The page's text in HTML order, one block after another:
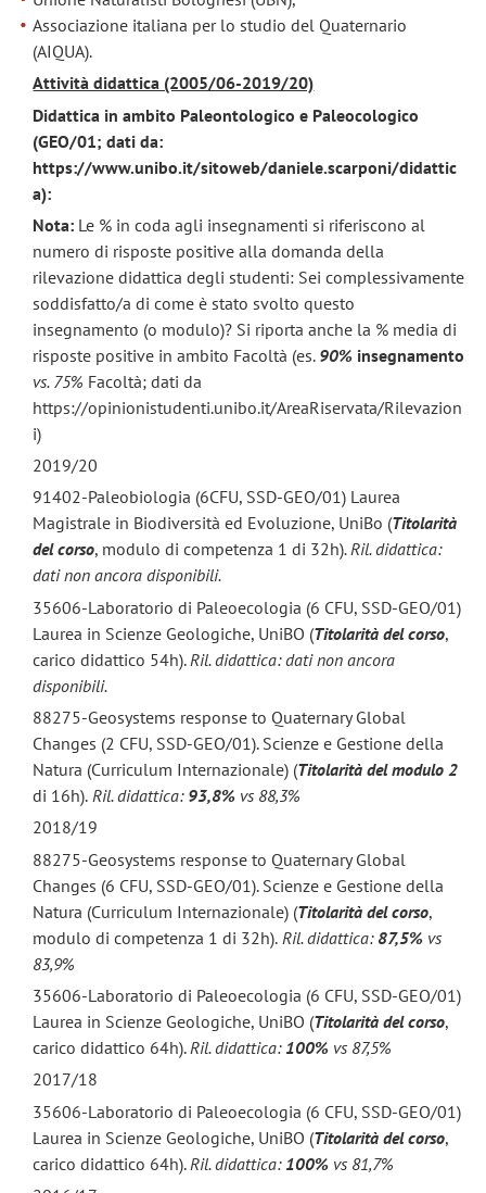
Associazione italiana per lo studio del Quaternario
(AIQUA).
Attività didattica (2005/06-2019/20)
Didattica in ambito Paleontologico e Paleocologico
(GEO/01;dati da:
https://www.unibo.it/sitoweb/daniele.scarponi/didattic
a):
Nota: Le % in coda agli insegnamenti si riferiscono al
numero di risposte positive alla domanda della
rilevazione didattica degli studenti: Sei complessivamente
soddisfatto/a di come è stato svolto questo
insegnamento (o modulo)? Si riporta anche la % media di
risposte positive in ambito Facoltà (es. 90% insegnamento
vs. 75% Facoltà; dati da
https://opinionistudenti.unibo.it/AreaRiservata/Rilevazion
i)
2019/20
91402-Paleobiologia (6CFU, SSD-GEO/01) Laurea
Magistrale in Biodiversità ed Evoluzione, UniBo (Titolarità
del corso, modulo di competenza 1 di 32h). Ril. didattica:
dati non ancora disponibili.
35606-Laboratorio di Paleoecologia (6 CFU, SSD-GEO/01)
Laurea in Scienze Geologiche, UniBO (Titolarità del corso,
carico didattico 54h). Ril. didattica: dati non ancora
disponibili.
88275-Geosystems response to Quaternary Global
Changes (2 CFU, SSD-GEO/01). Scienze e Gestione della
Natura (Curriculum Internazionale) (Titolarità del modulo 2
di 16h). Ril. didattica: 93,8% vs 88,3%
2018/19
88275-Geosystems response to Quaternary Global
Changes (6 CFU, SSD-GEO/01). Scienze e Gestione della
Natura (Curriculum Internazionale) (Titolarità del corso,
modulo di competenza 1 di 32h). Ril. didattica: 87,5% vs
83,9%
35606-Laboratorio di Paleoecologia (6 CFU, SSD-GEO/01)
Laurea in Scienze Geologiche, UniBO (Titolarità del corso,
carico didattico 64h).Ril. didattica: 100% vs 87,5%
2017/18
35606-Laboratorio di Paleoecologia (6 CFU, SSD-GEO/01)
Laurea in Scienze Geologiche, UniBO (Titolarità del corso,
carico didattico 64h). Ril. didattica: 100% vs 81,7%